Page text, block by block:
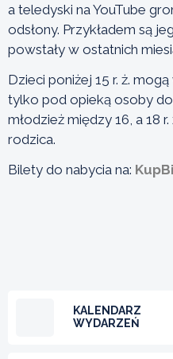
a teledyski na YouTube
odsłony. Przykładem są
powstały w ostatnich
Dzieci poniżej 15 r. ż.
tylko pod opieką osoby
młodzież między 16, a 18
rodzica.
Bilety do nabycia na:
KALENDARZ
WYDARZEŃ